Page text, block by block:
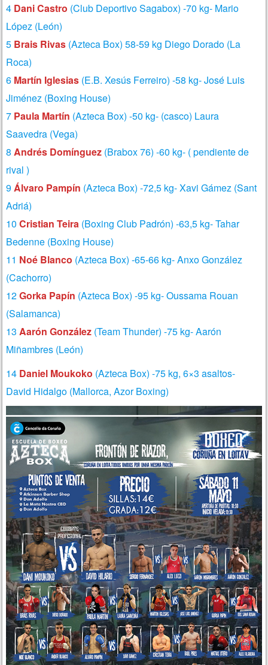
4 Dani Castro (Club Deportivo Sagabox) -70 kg- Mario
López (León)
5 Brais Rivas (Azteca Box) 58-59 kg Diego Dorado (La
Roca)
6 Martín Iglesias (E.B. Xesús Ferreiro) -58 kg- José Luis
Jiménez (Boxing House)
7 Paula Martín (Azteca Box) -50 kg- (casco) Laura
Saavedra (Vega)
8Andrés Domínguez (Brabox 76) -60 kg- ( pendiente de
rival )
9Álvaro Pampín (Azteca Box) -72,5 kg- Xavi Gámez (Sant
Adriá)
10Cristian Teira (Boxing Club Padrón) -63,5 kg- Tahar
Bedenne (Boxing House)
11 Noé Blanco (Azteca Box) -65-66 kg- Anxo González
(Cachorro)
12Gorka Papín (Azteca Box) -95 kg- Oussama Rouan
(Salamanca)
13Aarón González (Team Thunder) -75 kg- Aarón
Miñambres (León)
14 Daniel Moukoko (Azteca Box) -75 kg, 6×3 asaltos-
David Hidalgo (Mallorca, Azor Boxing)